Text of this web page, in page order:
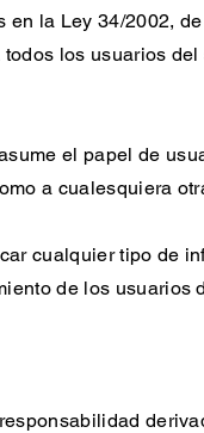
la Ley 34/2002,
los usuarios
el papel de
a cualesquiera
cualquier tipo de
de los